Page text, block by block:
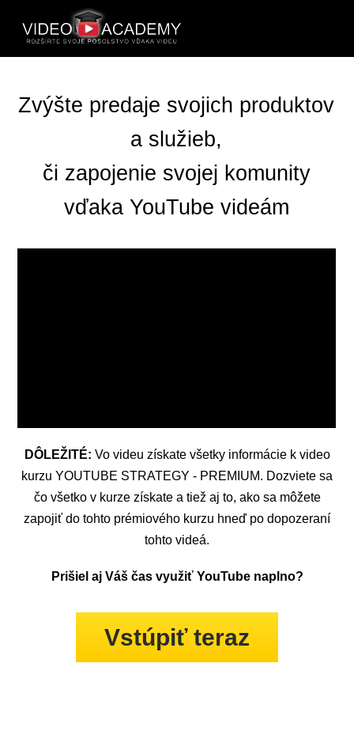
Zvýšte predaje svojich produktov
a služieb,
či zapojenie svojej komunity
vďaka YouTube videám
DÔLEŽITÉ: Vo videu získate všetky informácie k video
kurzu YOUTUBE STRATEGY - PREMIUM. Dozviete sa
čo všetko v kurze získate a tiež aj to, ako sa môžete
zapojiť do tohto prémiového kurzu hneď po dopozeraní
tohto videá.
Prišiel aj Váš čas využiť YouTube naplno?
Vstúpiť teraz